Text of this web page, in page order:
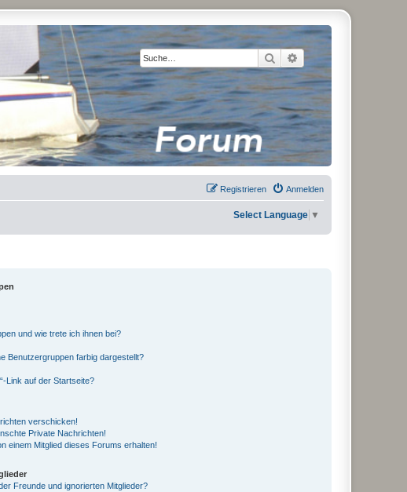
Suche Erweiterte Suche
Anmelden
Registrieren
Select Language ▼
und wie trete ich ihnen bei?
Benutzergruppen farbig dargestellt?
Link auf der Startseite?
verschicken!
Private Nachrichten!
einem Mitglied dieses Forums erhalten!
Freunde und ignorierten Mitglieder?